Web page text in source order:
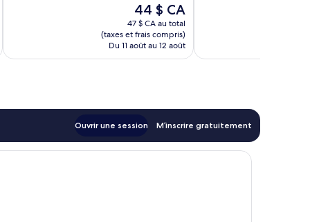
Le
prix
est
de
44 $ CA
44 $ CA
47 $ CA au total
(taxes et frais compris)
Du 11 août au 12 août
Ouvrir une session M’inscrire gratuitement